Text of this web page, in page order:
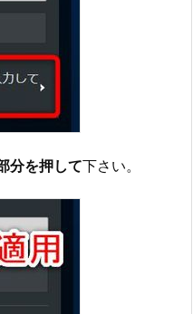
分を押して下さい。